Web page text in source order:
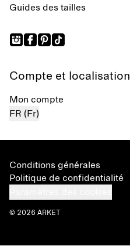
Guides des tailles
Compte et localisation
Mon compte
FR (Fr)
Conditions générales
Politique de confidentialité
© 2026 ARKET